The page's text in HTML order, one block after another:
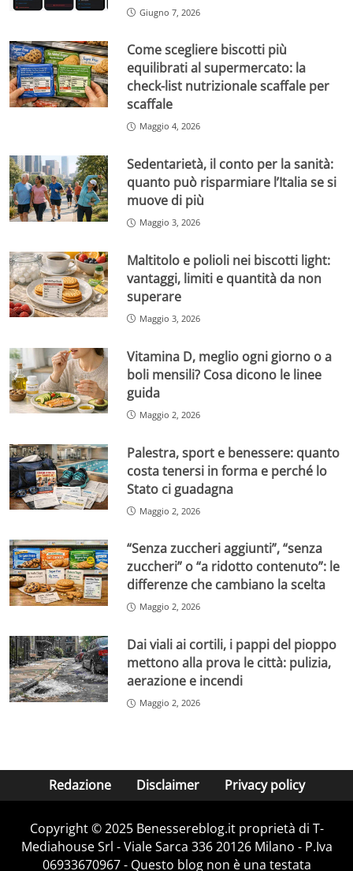
Giugno 7, 2026
Come scegliere biscotti più
equilibrati al supermercato: la
check-list nutrizionale scaffale per
scaffale
Maggio 4, 2026
Sedentarietà, il conto per la sanità:
quanto può risparmiare l’Italia se si
muove di più
Maggio 3, 2026
Maltitolo e polioli nei biscotti light:
vantaggi, limiti e quantità da non
superare
Maggio 3, 2026
Vitamina D, meglio ogni giorno o a
boli mensili? Cosa dicono le linee
guida
Maggio 2, 2026
Palestra, sport e benessere: quanto
costa tenersi in forma e perché lo
Stato ci guadagna
Maggio 2, 2026
“Senza zuccheri aggiunti”, “senza
zuccheri” o “a ridotto contenuto”: le
differenze che cambiano la scelta
Maggio 2, 2026
Dai viali ai cortili, i pappi del pioppo
mettono alla prova le città: pulizia,
aerazione e incendi
Maggio 2, 2026
Redazione Disclaimer Privacy policy
Copyright © 2025 Benessereblog.it proprietà di T-
Mediahouse Srl - Viale Sarca 336 20126 Milano - P.Iva
06933670967 - Questo blog non è una testata